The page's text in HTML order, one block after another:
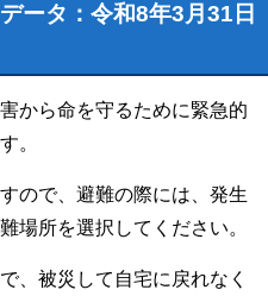
ータ：令和8年3月31日
から命を守るために緊急的
。
ので、避難の際には、発生
場所を選択してください。
、被災して自宅に戻れなく